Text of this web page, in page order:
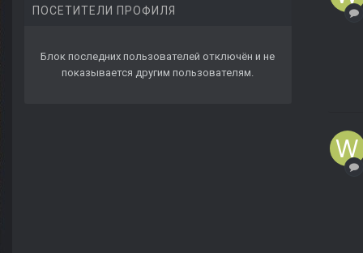
ПОСЕТИТЕЛИ ПРОФИЛЯ
Блок последних пользователей отключён и не
показывается другим пользователям.